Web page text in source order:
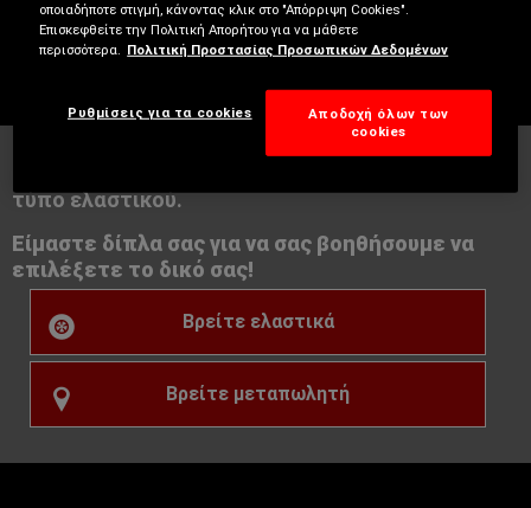
Θερινά
τύπο ελαστικού.
Είμαστε δίπλα σας για να σας βοηθήσουμε να
επιλέξετε το δικό σας!
Βρείτε ελαστικά
Βρείτε μεταπωλητή
οποιαδήποτε στιγμή, κάνοντας κλικ στο "Απόρριψη Cookies".
Επισκεφθείτε την Πολιτική Απορήτου για να μάθετε
περισσότερα. Πολιτική Προστασίας Προσωπικών Δεδομένων
Ρυθμίσεις για τα cookies
Αποδοχή όλων των
cookies